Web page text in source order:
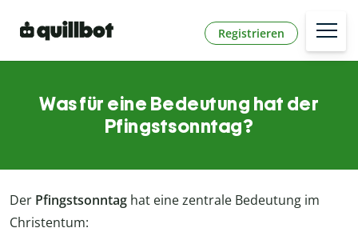
Registrieren
Was für eine Bedeutung hat der
Pfingstsonntag?
Der Pfingstsonntag hat eine zentrale Bedeutung im
Christentum: